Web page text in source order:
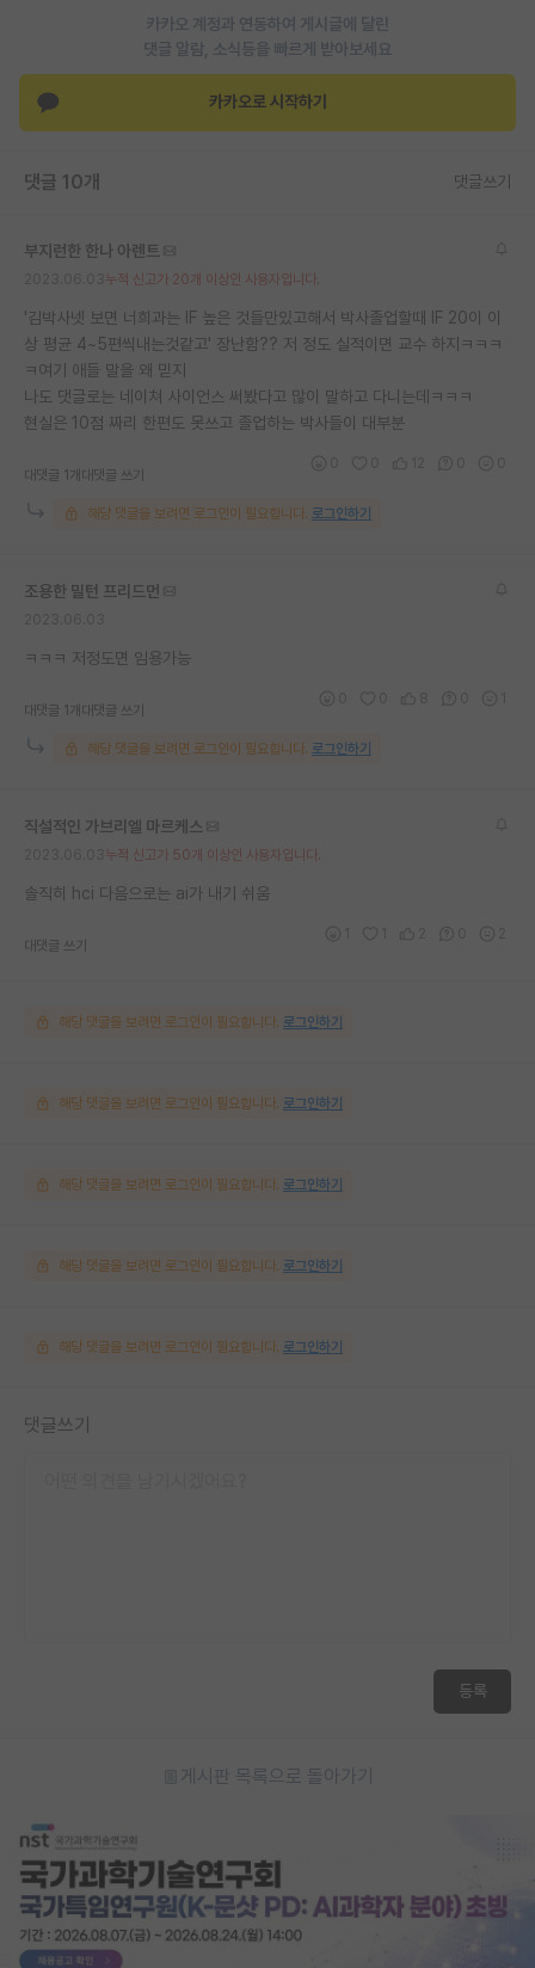
이벤트
재팬라운지 🌸
카카오 계정과 연동하여 게시글에 달린
댓글 알람, 소식등을 빠르게 받아보세요
카카오로 시작하기
댓글 10개 댓글쓰기
부지런한 한나 아렌트
누적 신고가 20개 이상인 사용자입니다.
'김박사넷 보면 너희과는 IF 높은 것들만있고해서 박사졸업할때 IF 20이 이
상 평균 4~5편씩내는것같고' 장난함?? 저 정도 실적이면 교수 하지ㅋㅋㅋ
ㅋ여기 애들 말을 왜 믿지
나도 댓글로는 네이쳐 사이언스 써봤다고 많이 말하고 다니는데ㅋㅋㅋ
현실은 10점 짜리 한편도 못쓰고 졸업하는 박사들이 대부분
대댓글 1개 대댓글 쓰기
해당 댓글을 보려면 로그인이 필요합니다. 로그인하기
조용한 밀턴 프리드먼
ㅋㅋㅋ 저정도면 임용가능
대댓글 1개 대댓글 쓰기
해당 댓글을 보려면 로그인이 필요합니다. 로그인하기
직설적인 가브리엘 마르케스
누적 신고가 50개 이상인 사용자입니다.
솔직히 hci 다음으로는 ai가 내기 쉬움
대댓글 쓰기
해당 댓글을 보려면 로그인이 필요합니다. 로그인하기
해당 댓글을 보려면 로그인이 필요합니다. 로그인하기
해당 댓글을 보려면 로그인이 필요합니다. 로그인하기
해당 댓글을 보려면 로그인이 필요합니다. 로그인하기
해당 댓글을 보려면 로그인이 필요합니다. 로그인하기
댓글쓰기
등록
게시판 목록으로 돌아가기